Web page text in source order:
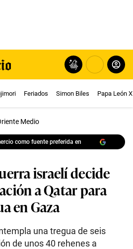
Feriados Simon Biles Papa León
Medio
como fuente preferida en
israelí decide
a Qatar para
en Gaza
una tregua de seis
de unos 40 rehenes a